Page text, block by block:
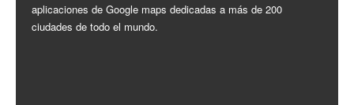
aplicaciones de Google maps dedicadas a más de 200
ciudades de todo el mundo.